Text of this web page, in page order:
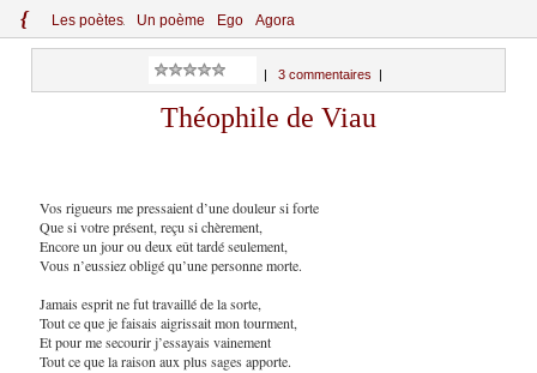
{ Les poètes Un poème Ego Agora
3 commentaires
Théophile de Viau
Vos rigueurs me pressaient d’une douleur si forte
Que si votre présent, reçu si chèrement,
Encore un jour ou deux eût tardé seulement,
Vous n’eussiez obligé qu’une personne morte.
Jamais esprit ne fut travaillé de la sorte,
Tout ce que je faisais aigrissait mon tourment,
Et pour me secourir j’essayais vainement
Tout ce que la raison aux plus sages apporte.